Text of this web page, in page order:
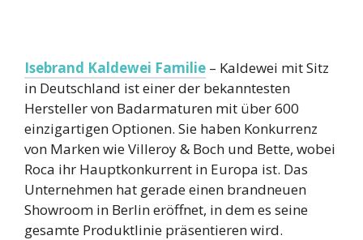
Isebrand Kaldewei Familie – Kaldewei mit Sitz
in Deutschland ist einer der bekanntesten
Hersteller von Badarmaturen mit über 600
einzigartigen Optionen. Sie haben Konkurrenz
von Marken wie Villeroy & Boch und Bette, wobei
Roca ihr Hauptkonkurrent in Europa ist. Das
Unternehmen hat gerade einen brandneuen
Showroom in Berlin eröffnet, in dem es seine
gesamte Produktlinie präsentieren wird.